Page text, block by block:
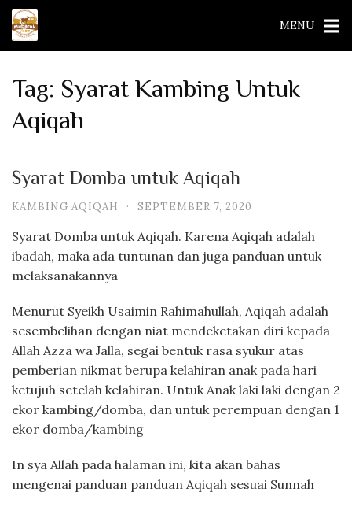
Skip
to
content
MENU
Tag: Syarat Kambing Untuk
Aqiqah
Syarat Domba untuk Aqiqah
KAMBING AQIQAH · SEPTEMBER 7, 2020
Syarat Domba untuk Aqiqah. Karena Aqiqah adalah
ibadah, maka ada tuntunan dan juga panduan untuk
melaksanakannya
Menurut Syeikh Usaimin Rahimahullah, Aqiqah adalah
sesembelihan dengan niat mendeketakan diri kepada
Allah Azza wa Jalla, segai bentuk rasa syukur atas
pemberian nikmat berupa kelahiran anak pada hari
ketujuh setelah kelahiran. Untuk Anak laki laki dengan 2
ekor kambing/domba, dan untuk perempuan dengan 1
ekor domba/kambing
In sya Allah pada halaman ini, kita akan bahas
mengenai panduan panduan Aqiqah sesuai Sunnah